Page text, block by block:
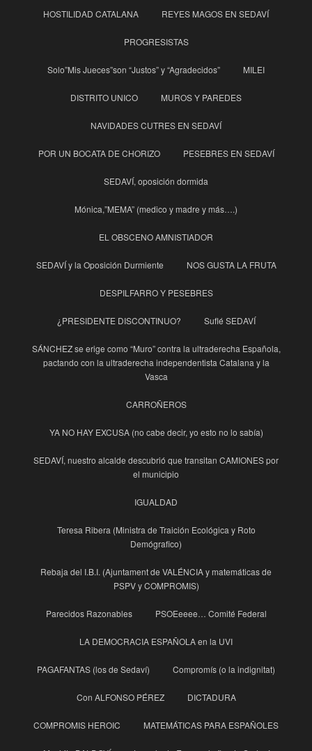
HOSTILIDAD CATALANA REYES MAGOS EN SEDAVÍ
PROGRESISTAS
Solo”Mis Jueces”son “Justos” y “Agradecidos” MILEI
DISTRITO UNICO MUROS Y PAREDES
NAVIDADES CUTRES EN SEDAVÍ
POR UN BOCATA DE CHORIZO PESEBRES EN SEDAVÍ
SEDAVÍ, oposición dormida
Mónica,”MEMA” (medico y madre y más….)
EL OBSCENO AMNISTIADOR
SEDAVÍ y la Oposición Durmiente NOS GUSTA LA FRUTA
DESPILFARRO Y PESEBRES
¿PRESIDENTE DISCONTINUO? Suflé SEDAVÍ
SÁNCHEZ se erige como “Muro” contra la ultraderecha Española,
pactando con la ultraderecha independentista Catalana y la
Vasca
CARROÑEROS
YA NO HAY EXCUSA (no cabe decir, yo esto no lo sabía)
SEDAVÍ, nuestro alcalde descubrió que transitan CAMIONES por
el municipio
IGUALDAD
Teresa Ribera (Ministra de Traición Ecológica y Roto
Demógrafico)
Rebaja del I.B.I. (Ajuntament de VALÉNCIA y matemáticas de
PSPV y COMPROMIS)
Parecidos Razonables PSOEeeee… Comité Federal
LA DEMOCRACIA ESPAÑOLA en la UVI
PAGAFANTAS (los de Sedaví) Compromís (o la indignitat)
Con ALFONSO PÉREZ DICTADURA
COMPROMIS HEROIC MATEMÁTICAS PARA ESPAÑOLES